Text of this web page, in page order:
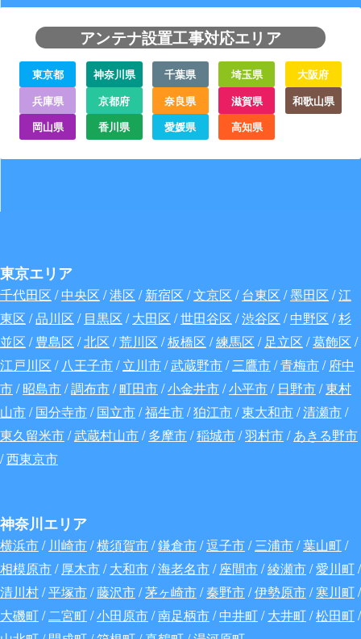
アンテナ設置工事対応エリア
東京都 神奈川県 千葉県 埼玉県
大阪府
兵庫県
京都府 奈良県 滋賀県
和歌山県
岡山県
香川県 愛媛県 高知県
東京エリア
千代田区 /中央区 /港区 /新宿区 /文京区 /台東区 /墨田区 /江
東区 /品川区 / 目黒区 /大田区 /世田谷区 /渋谷区 /中野区 /杉
並区 /豊島区 /北区 /荒川区 /板橋区 /練馬区 /足立区 /葛飾区 /
江戸川区 / 八王子市/立川市/武蔵野市/三鷹市/青梅市/府中
市/昭島市/調布市/町田市/小金井市/小平市/ 日野市/東村
山市/国分寺市/国立市/福生市/狛江市/東大和市/清瀬市/
東久留米市/武蔵村山市/多摩市/稲城市/羽村市/あきる野市
/西東京市
神奈川エリア
横浜市/ 川崎市/横須賀市/鎌倉市/逗子市/三浦市/葉山町/
相模原市/ 厚木市/大和市/海老名市/ 座間市/綾瀬市/愛川町/
清川村/平塚市/藤沢市/茅ヶ崎市/秦野市/伊勢原市/寒川町/
大磯町/ 二宮町/小田原市/南足柄市/中井町/大井町/松田町/